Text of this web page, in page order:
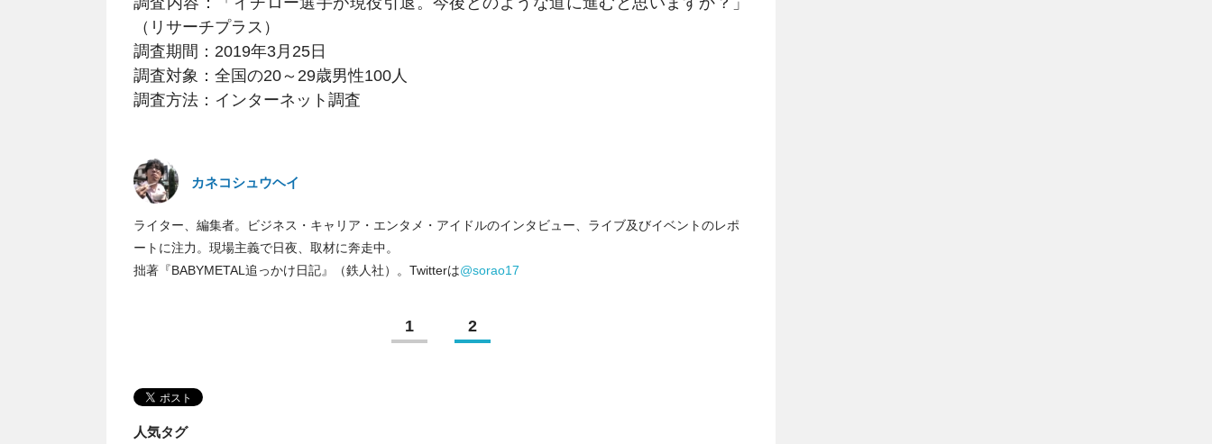
（リサーチプラス）
調査期間：2019年3月25日
調査対象：全国の20～29歳男性100人
調査方法：インターネット調査
カネコシュウヘイ
ライター、編集者。ビジネス・キャリア・エンタメ・アイドルのインタビュー、ライブ及びイベントのレポ
ートに注力。現場主義で日夜、取材に奔走中。
拙著『BABYMETAL追っかけ日記』（鉄人社）。Twitterは@sorao17
1 2
人気タグ